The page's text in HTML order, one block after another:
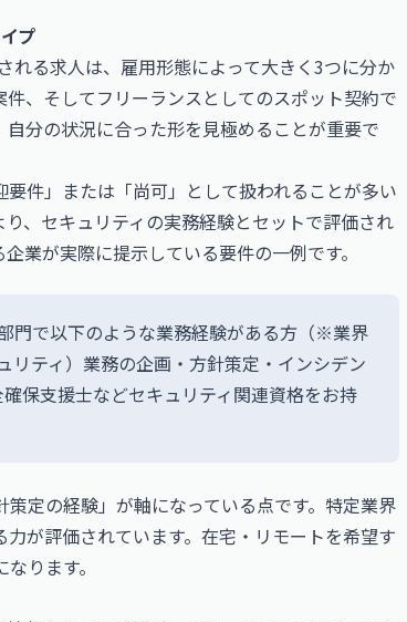
プ
れる求人は、雇用形態によって大きく3つに分か
、そしてフリーランスとしてのスポット契約で
分の状況に合った形を見極めることが重要で
件」または「尚可」として扱われることが多い
、セキュリティの実務経験とセットで評価され
業が実際に提示している要件の一例です。
門で以下のような業務経験がある方（※業界
リティ）業務の企画・方針策定・インシデン
保支援士などセキュリティ関連資格をお持
定の経験」が軸になっている点です。特定業界
が評価されています。在宅・リモートを希望す
ります。